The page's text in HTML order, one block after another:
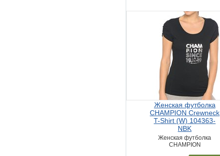
Женская футболка
CHAMPION Crewneck
T-Shirt (W) 104363-
NBK
Женская футболка
CHAMPION